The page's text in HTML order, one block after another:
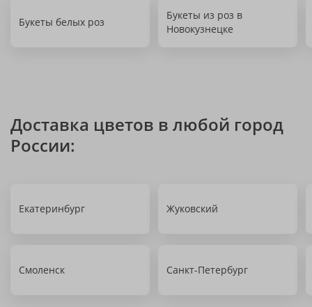
Букеты белых роз
Букеты из роз в
Новокузнецке
Доставка цветов в любой город
России:
Екатеринбург Жуковский
Смоленск Санкт-Петербург